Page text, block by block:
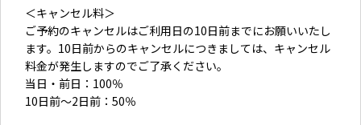
＜キャンセル料＞
ご予約のキャンセルはご利用日の10日前までにお願いいたし
ます。10日前からのキャンセルにつきましては、キャンセル
料金が発生しますのでご了承ください。
当日・前日：100％
10日前〜2日前：50％